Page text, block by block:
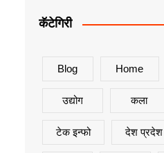
कॅटेगिरी
Blog Home
उद्योग कला
टेक इन्फो देश प्रदेश